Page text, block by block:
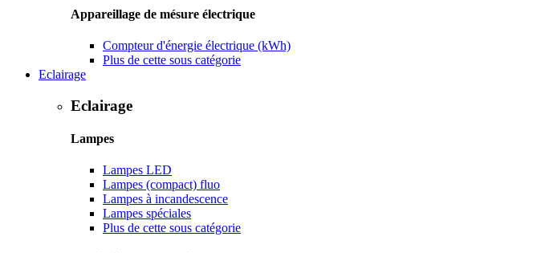
Appareillage de mésure électrique
Compteur d'énergie électrique (kWh)
Plus de cette sous catégorie
Eclairage
Eclairage
Lampes
Lampes LED
Lampes (compact) fluo
Lampes à incandescence
Lampes spéciales
Plus de cette sous catégorie